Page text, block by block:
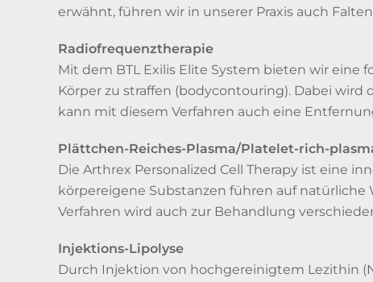
erwähnt, führen wir in unserer Praxis auch
Radiofrequenztherapie
Mit dem BTL Exilis Elite System bieten wir
Körper zu straffen (bodycontouring). Dabei
kann mit diesem Verfahren auch eine
Plättchen-Reiches-Plasma/Platelet-rich-
Die Arthrex Personalized Cell Therapy ist eine
körpereigene Substanzen führen auf natürliche
Verfahren wird auch zur Behandlung
Injektions-Lipolyse
Durch Injektion von hochgereinigtem Lezithin